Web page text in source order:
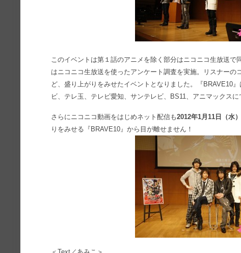
このイベントは第１話のアニメを除く部分はニコニコ生放送で
はニコニコ生放送を使ったアンケート調査を実施。リスナーの
ど、盛り上がりをみせたイベントとなりました。『BRAVE10
ビ、テレ玉、テレビ愛知、サンテレビ、BS11、アニマックスに
さらにニコニコ動画をはじめネット配信も2012年1月11日（水
りをみせる『BRAVE10』から目が離せません！